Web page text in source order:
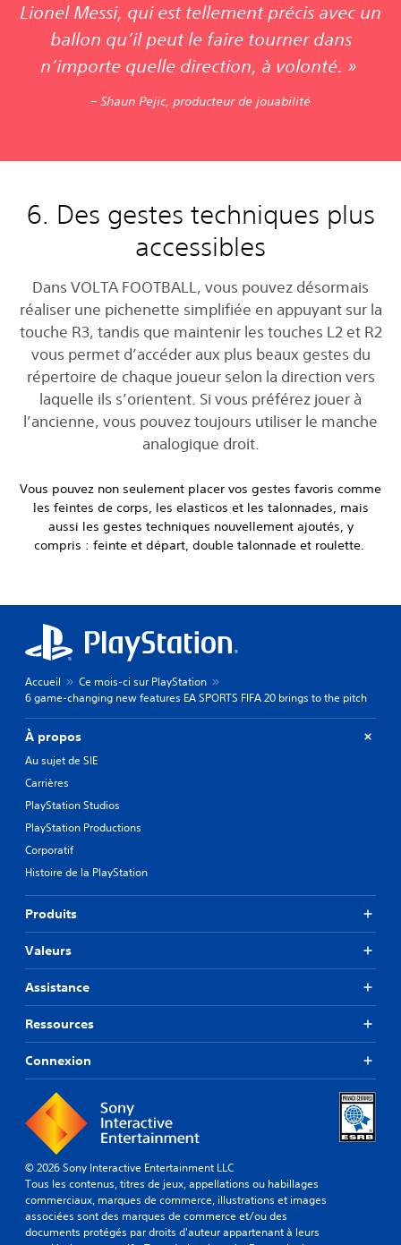
Lionel Messi, qui est tellement précis avec un
ballon qu’il peut le faire tourner dans
n’importe quelle direction, à volonté. »
– Shaun Pejic, producteur de jouabilité
6. Des gestes techniques plus
accessibles
Dans VOLTA FOOTBALL, vous pouvez désormais
réaliser une pichenette simplifiée en appuyant sur la
touche R3, tandis que maintenir les touches L2 et R2
vous permet d’accéder aux plus beaux gestes du
répertoire de chaque joueur selon la direction vers
laquelle ils s’orientent. Si vous préférez jouer à
l’ancienne, vous pouvez toujours utiliser le manche
analogique droit.
Vous pouvez non seulement placer vos gestes favoris comme
les feintes de corps, les elasticos et les talonnades, mais
aussi les gestes techniques nouvellement ajoutés, y
compris : feinte et départ, double talonnade et roulette.
Accueil
Ce mois-ci sur PlayStation
6 game-changing new features EA SPORTS FIFA 20 brings to the pitch
À propos
Au sujet de SIE
Carrières
PlayStation Studios
PlayStation Productions
Corporatif
Histoire de la PlayStation
Produits
Valeurs
Assistance
Ressources
Connexion
© 2026 Sony Interactive Entertainment LLC
Tous les contenus, titres de jeux, appellations ou habillages
commerciaux, marques de commerce, illustrations et images
associées sont des marques de commerce et/ou des
documents protégés par droits d'auteur appartenant à leurs